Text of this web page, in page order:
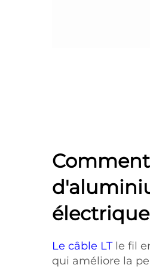
Le câble LT le fil
qui améliore la